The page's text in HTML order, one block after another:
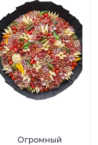
Огромный